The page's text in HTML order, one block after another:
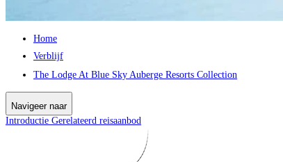
Home
Verblijf
The Lodge At Blue Sky Auberge Resorts Collection
Navigeer naar
Introductie Gerelateerd reisaanbod